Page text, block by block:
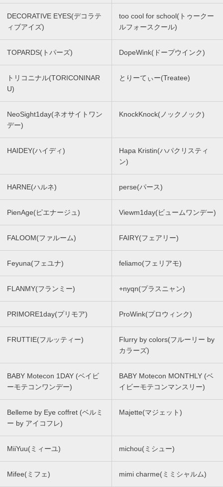
DECORATIVE EYES(デコラテ
ィブアイズ)
too cool for school(トゥークー
ルフォースクール)
TOPARDS(トパーズ) DopeWink(ドープウインク)
トリコニナル(TORICONINAR
U)
とりーてぃー(Treatee)
NeoSight1day(ネオサイトワン
デー)
KnockKnock(ノックノック)
HAIDEY(ハイディ)
Hapa Kristin(ハパクリスティ
ン)
HARNE(ハルネ) perse(パース)
PienAge(ピエナージュ) Viewm1day(ビュームワンデー)
FALOOM(ファルーム) FAIRY(フェアリー)
Feyuna(フェユナ) feliamo(フェリアモ)
FLANMY(フランミー) +nyqn(プラスニャン)
PRIMORE1day(プリモア) ProWink(プロウィンク)
FRUTTIE(フルッティー)
Flurry by colors(フルーリー by
カラーズ)
BABY Motecon 1DAY (ベイビ
ーモテコンワンデー)
BABY Motecon MONTHLY (ベ
イビーモテコンマンスリー)
Belleme by Eye coffret (ベルミ
ー by アイコフレ)
Majette(マジェット)
MiiYuu(ミィーユ) michou(ミシュー)
Mifee(ミフェ) mimi charme(ミミシャルム)